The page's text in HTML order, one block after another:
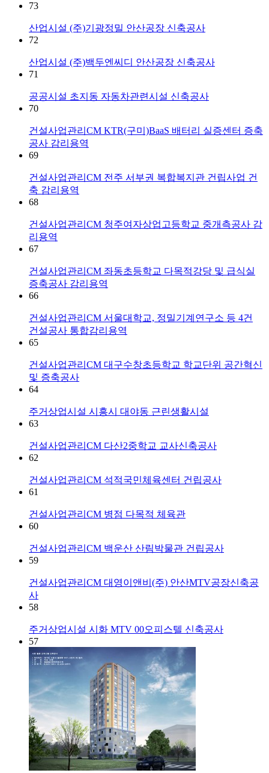
73
산업시설 (주)기광정밀 안산공장 신축공사
72
산업시설 (주)백두엔씨디 안산공장 신축공사
71
공공시설 초지동 자동차관련시설 신축공사
70
건설사업관리CM KTR(구미)BaaS 배터리 실증센터 증축
공사 감리용역
69
건설사업관리CM 전주 서부권 복합복지관 건립사업 건
축 감리용역
68
건설사업관리CM 청주여자상업고등학교 중개측공사 감
리용역
67
건설사업관리CM 좌동초등학교 다목적강당 및 급식실
증축공사 감리용역
66
건설사업관리CM 서울대학교, 정밀기계연구소 등 4건
건설공사 통합감리용역
65
건설사업관리CM 대구수창초등학교 학교단위 공간혁신
및 증축공사
64
주거상업시설 시흥시 대야동 근린생활시설
63
건설사업관리CM 다산2중학교 교사신축공사
62
건설사업관리CM 석적국민체육센터 건립공사
61
건설사업관리CM 병점 다목적 체육관
60
건설사업관리CM 백운산 산림박물관 건립공사
59
건설사업관리CM 대영이앤비(주) 안산MTV공장신축공
사
58
주거상업시설 시화 MTV 00오피스텔 신축공사
57